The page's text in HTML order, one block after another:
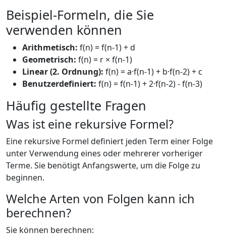
Beispiel-Formeln, die Sie
verwenden können
Arithmetisch: f(n) = f(n-1) + d
Geometrisch: f(n) = r × f(n-1)
Linear (2. Ordnung): f(n) = a·f(n-1) + b·f(n-2) + c
Benutzerdefiniert: f(n) = f(n-1) + 2·f(n-2) - f(n-3)
Häufig gestellte Fragen
Was ist eine rekursive Formel?
Eine rekursive Formel definiert jeden Term einer Folge
unter Verwendung eines oder mehrerer vorheriger
Terme. Sie benötigt Anfangswerte, um die Folge zu
beginnen.
Welche Arten von Folgen kann ich
berechnen?
Sie können berechnen: